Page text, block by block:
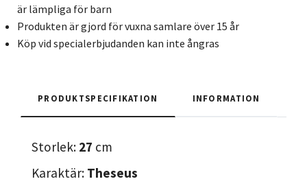
är lämpliga för barn
Produkten är gjord för vuxna samlare över 15 år
Köp vid specialerbjudanden kan inte ångras
PRODUKTSPECIFIKATION INFORMATION
Storlek: 27 cm
Karaktär: Theseus